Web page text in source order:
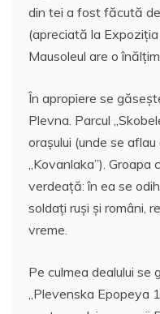
din tei a fost făcută
(apreciată la
Mausoleul are o
În apropiere se
Plevna. Parcul
oraşului (unde se
„Kovanlaka”).
verdeaţă: în ea se
soldaţi ruşi şi români,
vreme.
Pe culmea dealului
„Plevenska Epopeya